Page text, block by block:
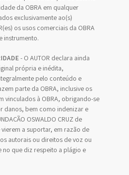
da OBRA em qualquer
exclusivamente ao(s)
os usos comerciais da OBRA
instrumento.
- O AUTOR declara ainda
própria e inédita,
pelo conteúdo e
parte da OBRA, inclusive os
vinculados à OBRA, obrigando-se
danos, bem como indenizar e
OSWALDO CRUZ de
a suportar, em razão de
autorais ou direitos de voz ou
no que diz respeito a plágio e